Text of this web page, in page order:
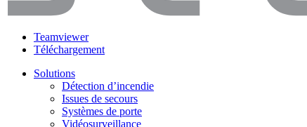
Teamviewer
Téléchargement
Solutions
Détection d’incendie
Issues de secours
Systèmes de porte
Vidéosurveillance